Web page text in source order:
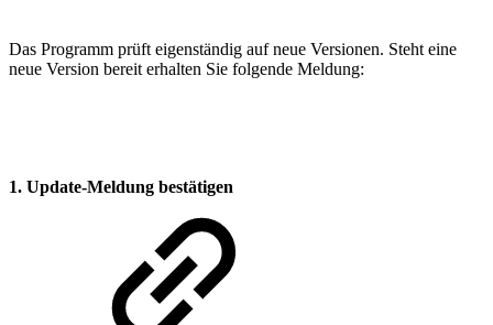
Das Programm prüft eigenständig auf neue Versionen. Steht eine
neue Version bereit erhalten Sie folgende Meldung:
1. Update-Meldung bestätigen